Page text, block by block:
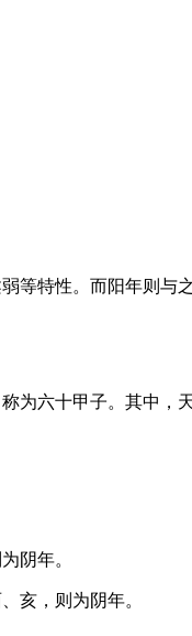
等特性。而阳年则与
六十甲子。其中，
阴年。
亥，则为阴年。